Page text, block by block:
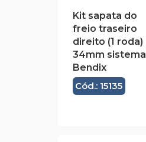
Kit sapata do
freio traseiro
direito (1 roda)
34mm sistema
Bendix
Cód.: 15135